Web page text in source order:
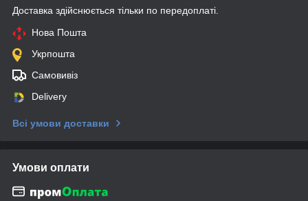
Доставка здійснюється тільки по передоплаті.
Нова Пошта
Укрпошта
Самовивіз
Delivery
Всі умови доставки
Умови оплати